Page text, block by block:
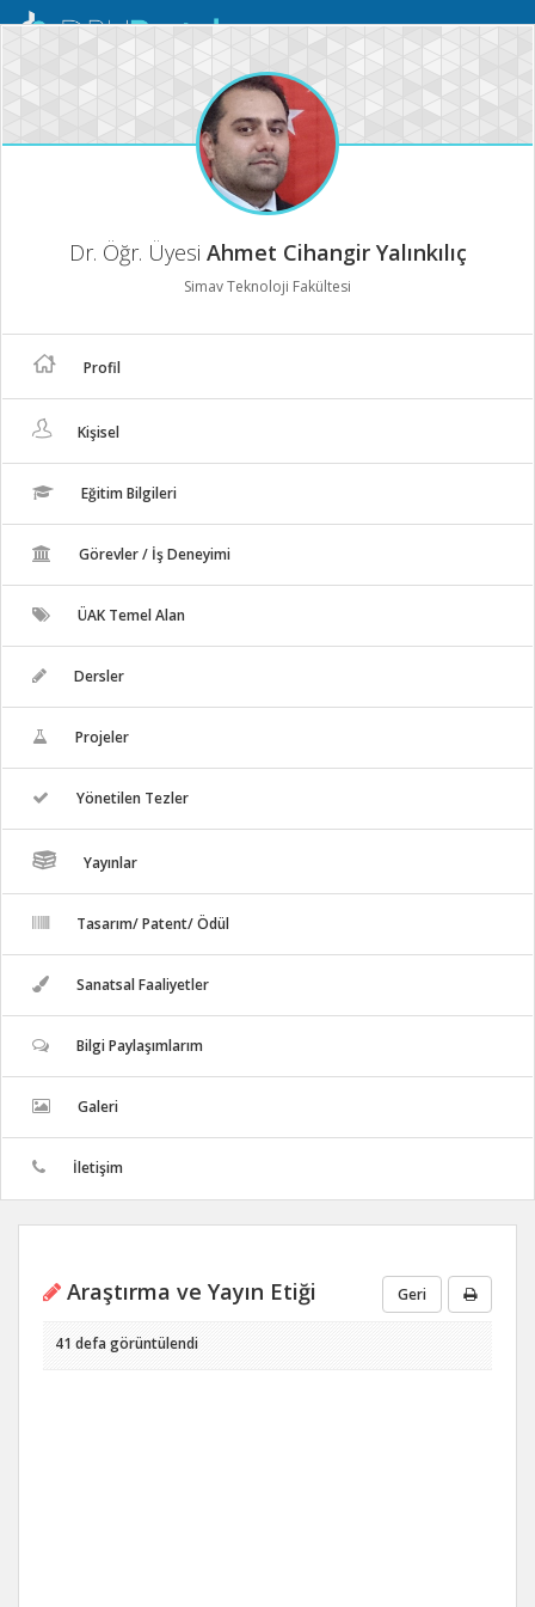
Mobil
Dr. Öğr. Üyesi Ahmet Cihangir Yalınkılıç
Simav Teknoloji Fakültesi
Profil
Kişisel
Eğitim Bilgileri
Görevler / İş Deneyimi
ÜAK Temel Alan
Dersler
Projeler
Yönetilen Tezler
Yayınlar
Tasarım/ Patent/ Ödül
Sanatsal Faaliyetler
Bilgi Paylaşımlarım
Galeri
İletişim
Araştırma ve Yayın Etiği Geri
41 defa görüntülendi